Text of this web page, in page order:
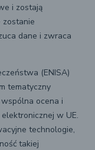
i zostają
zostanie
dane i zwraca
(ENISA)
tematyczny
ocena i
w UE.
technologie,
takiej